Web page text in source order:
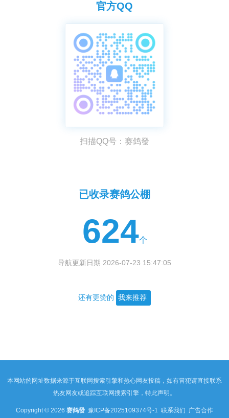
官方QQ
扫描QQ号：赛鸽發
已收录赛鸽公棚
624个
导航更新日期 2026-07-23 15:47:05
还有更赞的 我来推荐
本网站的网址数据来源于互联网搜索引擎和热心网友投稿，如有冒犯请直接联系
热友网友或追踪互联网搜索引擎，特此声明。
Copyright © 2026 赛鸽發 豫ICP备2025109374号-1 联系我们 广告合作